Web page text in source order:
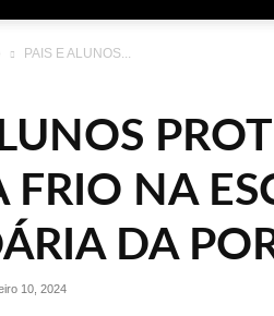
PAIS E ALUNOS...
FRIO NA
DA
10, 2024